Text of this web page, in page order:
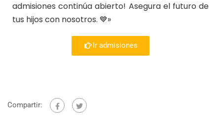
admisiones continúa abierto! Asegura el futuro de
tus hijos con nosotros. 💙»
Ir admisiones
Compartir: